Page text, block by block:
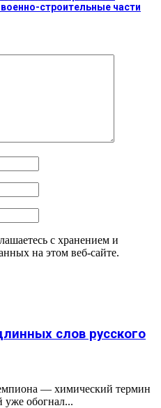
строительные части
с хранением и
на этом веб-сайте.
слов русского
— химический термин
уже обогнал...